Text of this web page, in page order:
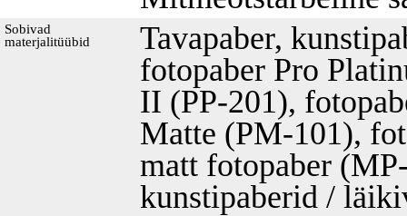
Sobivad
materjalitüübid
Tavapaber,
fotopaber Pro
II (PP-201),
Matte (PM-101),
matt fotopaber
kunstipaberid /